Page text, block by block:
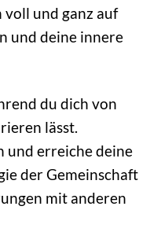
und ganz auf
und deine innere
du dich von
lässt.
und erreiche deine
der Gemeinschaft
mit anderen